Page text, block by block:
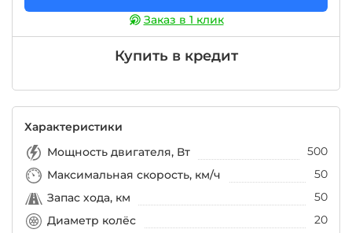
Заказ в 1 клик
Купить в кредит
Характеристики
Мощность двигателя, Вт
500
Максимальная скорость, км/ч
50
Запас хода, км
50
Диаметр колёс
20